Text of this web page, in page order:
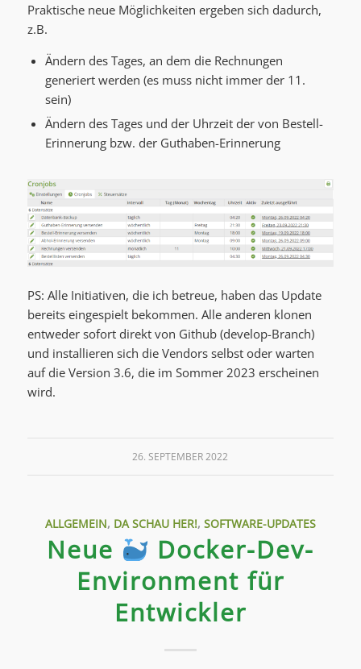
Praktische neue Möglichkeiten ergeben sich dadurch,
z.B.
Ändern des Tages, an dem die Rechnungen
generiert werden (es muss nicht immer der 11.
sein)
Ändern des Tages und der Uhrzeit der von Bestell-
Erinnerung bzw. der Guthaben-Erinnerung
PS: Alle Initiativen, die ich betreue, haben das Update
bereits eingespielt bekommen. Alle anderen klonen
entweder sofort direkt von Github (develop-Branch)
und installieren sich die Vendors selbst oder warten
auf die Version 3.6, die im Sommer 2023 erscheinen
wird.
26. SEPTEMBER 2022
ALLGEMEIN, DA SCHAU HER!, SOFTWARE-UPDATES
Neue
Docker-Dev-
Environment für
Entwickler